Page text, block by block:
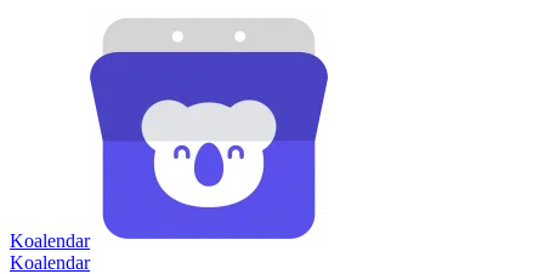
Koalendar
Koalendar